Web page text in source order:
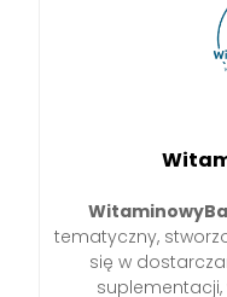
tematyczny,
się w